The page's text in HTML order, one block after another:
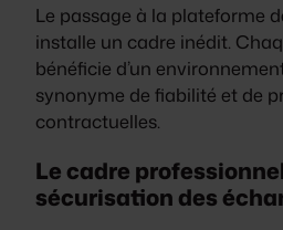
Le passage à la plateforme
installe un cadre inédit.
bénéficie d’un
synonyme de fiabilité et de
contractuelles.
Le cadre
sécurisation des